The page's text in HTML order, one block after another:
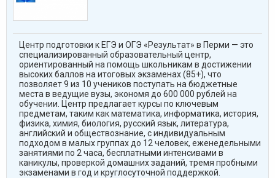
Центр подготовки к ЕГЭ и ОГЭ «Результат» в Перми — это
специализированный образовательный центр,
ориентированный на помощь школьникам в достижении
высоких баллов на итоговых экзаменах (85+), что
позволяет 9 из 10 учеников поступать на бюджетные
места в ведущие вузы, экономя до 600 000 рублей на
обучении. Центр предлагает курсы по ключевым
предметам, таким как математика, информатика, история,
физика, химия, биология, русский язык, литература,
английский и обществознание, с индивидуальным
подходом в малых группах до 12 человек, еженедельными
занятиями по 2 часа, бесплатными интенсивами в
каникулы, проверкой домашних заданий, тремя пробными
экзаменами в год и круглосуточной поддержкой.